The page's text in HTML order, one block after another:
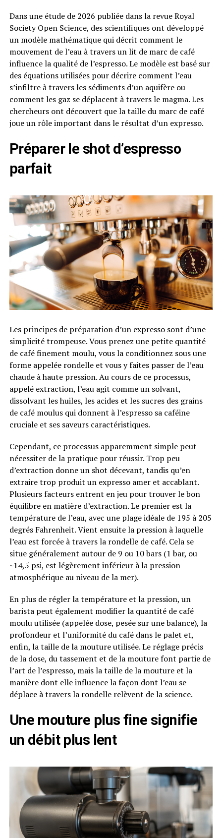
Dans une étude de 2026 publiée dans la revue Royal
Society Open Science, des scientifiques ont développé
un modèle mathématique qui décrit comment le
mouvement de l’eau à travers un lit de marc de café
influence la qualité de l’espresso. Le modèle est basé sur
des équations utilisées pour décrire comment l’eau
s’infiltre à travers les sédiments d’un aquifère ou
comment les gaz se déplacent à travers le magma. Les
chercheurs ont découvert que la taille du marc de café
joue un rôle important dans le résultat d’un expresso.
Préparer le shot d’espresso
parfait
Les principes de préparation d’un expresso sont d’une
simplicité trompeuse. Vous prenez une petite quantité
de café finement moulu, vous la conditionnez sous une
forme appelée rondelle et vous y faites passer de l’eau
chaude à haute pression. Au cours de ce processus,
appelé extraction, l’eau agit comme un solvant,
dissolvant les huiles, les acides et les sucres des grains
de café moulus qui donnent à l’espresso sa caféine
cruciale et ses saveurs caractéristiques.
Cependant, ce processus apparemment simple peut
nécessiter de la pratique pour réussir. Trop peu
d’extraction donne un shot décevant, tandis qu’en
extraire trop produit un expresso amer et accablant.
Plusieurs facteurs entrent en jeu pour trouver le bon
équilibre en matière d’extraction. Le premier est la
température de l’eau, avec une plage idéale de 195 à 205
degrés Fahrenheit. Vient ensuite la pression à laquelle
l’eau est forcée à travers la rondelle de café. Cela se
situe généralement autour de 9 ou 10 bars (1 bar, ou
~14,5 psi, est légèrement inférieur à la pression
atmosphérique au niveau de la mer).
En plus de régler la température et la pression, un
barista peut également modifier la quantité de café
moulu utilisée (appelée dose, pesée sur une balance), la
profondeur et l’uniformité du café dans le palet et,
enfin, la taille de la mouture utilisée. Le réglage précis
de la dose, du tassement et de la mouture font partie de
l’art de l’espresso, mais la taille de la mouture et la
manière dont elle influence la façon dont l’eau se
déplace à travers la rondelle relèvent de la science.
Une mouture plus fine signifie
un débit plus lent